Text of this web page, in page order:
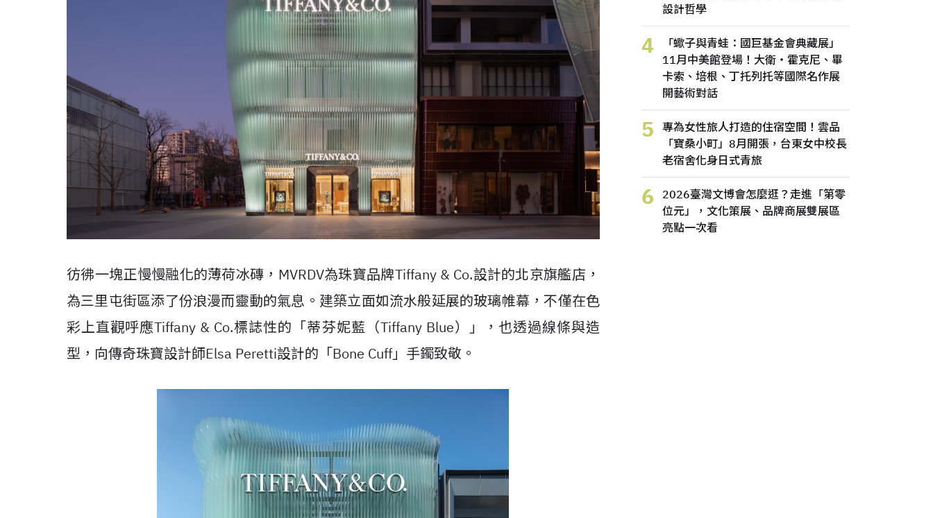
彷彿一塊正慢慢融化的薄荷冰磚， MVRDV為珠寶品牌Tiffany & Co.設計的北京旗艦店，
為三里屯街區添了份浪漫而靈動的氣息。建築立面如流水般延展的玻璃帷幕，不僅在色
彩上直觀呼應Tiffany & Co.標誌性的「蒂芬妮藍（Tiffany Blue）」，也透過線條與造
型，向傳奇珠寶設計師Elsa Peretti設計的「Bone Cuff」手鐲致敬。
設計哲學
4
「蠍子與青蛙：國巨基金會典藏展」
11月中美館登場！大衛・霍克尼、畢
卡索、培根、丁托列托等國際名作展
開藝術對話
5
專為女性旅人打造的住宿空間！雲品
「寶桑小町」8月開張，台東女中校長
老宿舍化身日式青旅
6
2026臺灣文博會怎麼逛？走進「第零
位元」，文化策展、品牌商展雙展區
亮點一次看